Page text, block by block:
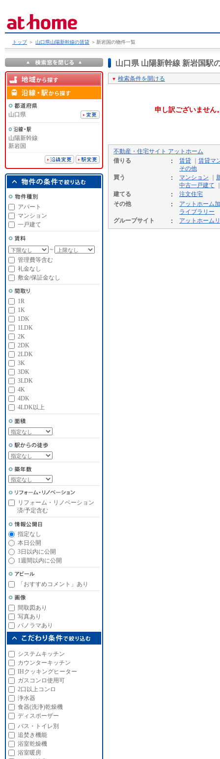
トップ ＞ 山口県山陽新幹線の賃貸 ＞ 新岩国の物件一覧
山口県 山陽新幹線 新岩国駅
検索条件を開ける
申し訳ございません
不動産・住宅サイト アットホーム
借りる
賃貸
賃貸マ
その他
買う
マンション
中古一戸建て
建てる
注文住宅
その他
アットホーム
ライブラリー
グループサイト
アットホーム
山口県
山陽新幹線
新岩国
アパート
マンション
一戸建て
～
管理費等含む
礼金なし
敷金/保証金なし
1R
1K
1DK
1LDK
2K
2DK
2LDK
3K
3DK
3LDK
4K
4DK
4LDK以上
リフォーム・リノベーション
済/予定含む
指定なし
本日公開
3日以内に公開
1週間以内に公開
「おすすめコメント」あり
間取図あり
写真あり
パノラマあり
システムキッチン
カウンターキッチン
IHクッキングヒーター
ガスコンロ使用可
2口以上コンロ
浄水器
食器(洗浄)乾燥機
ディスポーザー
バス・トイレ別
追焚き機能
浴室乾燥機
浴室暖房